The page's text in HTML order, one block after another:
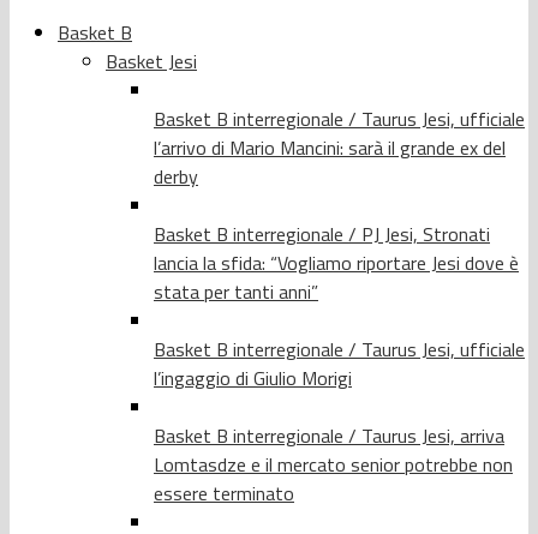
Basket B
Basket Jesi
Basket B interregionale / Taurus Jesi, ufficiale
l’arrivo di Mario Mancini: sarà il grande ex del
derby
Basket B interregionale / PJ Jesi, Stronati
lancia la sfida: “Vogliamo riportare Jesi dove è
stata per tanti anni”
Basket B interregionale / Taurus Jesi, ufficiale
l’ingaggio di Giulio Morigi
Basket B interregionale / Taurus Jesi, arriva
Lomtasdze e il mercato senior potrebbe non
essere terminato